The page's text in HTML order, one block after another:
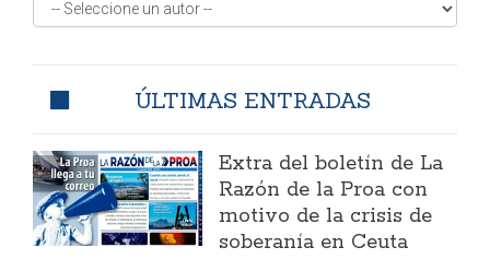
ÚLTIMAS ENTRADAS
Extra del boletín de La
Razón de la Proa con
motivo de la crisis de
soberanía en Ceuta